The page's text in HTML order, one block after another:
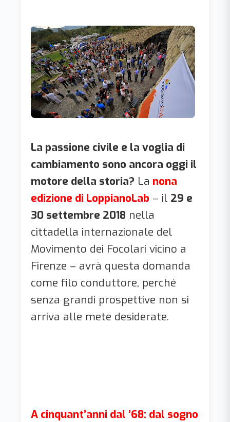
La passione civile e la voglia di
cambiamento sono ancora oggi il
motore della storia? La nona
edizione di LoppianoLab – il 29 e
30 settembre 2018 nella
cittadella internazionale del
Movimento dei Focolari vicino a
Firenze – avrà questa domanda
come filo conduttore, perché
senza grandi prospettive non si
arriva alle mete desiderate.
A cinquant’anni dal ’68: dal sogno